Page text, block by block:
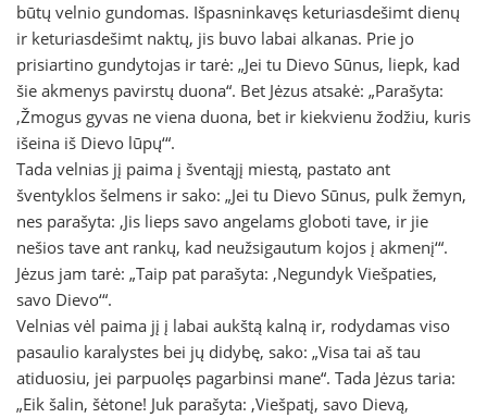
būtų velnio gundomas. Išpasninkavęs keturiasdešimt dienų
ir keturiasdešimt naktų, jis buvo labai alkanas. Prie jo
prisiartino gundytojas ir tarė: „Jei tu Dievo Sūnus, liepk, kad
šie akmenys pavirstų duona“. Bet Jėzus atsakė: „Parašyta:
‚Žmogus gyvas ne viena duona, bet ir kiekvienu žodžiu, kuris
išeina iš Dievo lūpų‘“.
Tada velnias jį paima į šventąjį miestą, pastato ant
šventyklos šelmens ir sako: „Jei tu Dievo Sūnus, pulk žemyn,
nes parašyta: ‚Jis lieps savo angelams globoti tave, ir jie
nešios tave ant rankų, kad neužsigautum kojos į akmenį‘“.
Jėzus jam tarė: „Taip pat parašyta: ‚Negundyk Viešpaties,
savo Dievo‘“.
Velnias vėl paima jį į labai aukštą kalną ir, rodydamas viso
pasaulio karalystes bei jų didybę, sako: „Visa tai aš tau
atiduosiu, jei parpuolęs pagarbinsi mane“. Tada Jėzus taria:
„Eik šalin, šėtone! Juk parašyta: ‚Viešpatį, savo Dievą,